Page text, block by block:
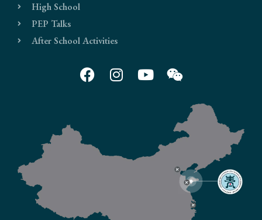
High School
PEP Talks
After School Activities